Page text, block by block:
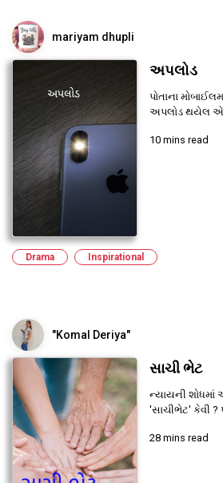
mariyam dhupli
અપલોડ
પોતાના
અપલોડ થયેલ
10 mins read
Drama Inspirational
"Komal Deriya"
સાચી ભેટ
ન્યાયની શોધમાં
'સાચીભેટ' કેવી ?
28 mins read